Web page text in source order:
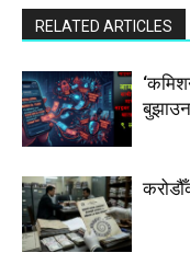
RELATED ARTICLES